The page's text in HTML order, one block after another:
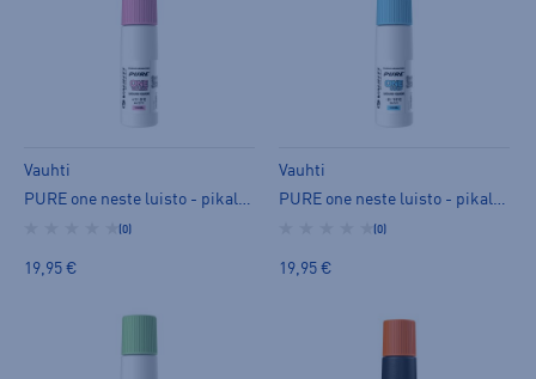
Vauhti
PURE one neste luisto - pikaluistovoide
(0)
19,95 €
Vauhti
PURE one neste luisto - pikaluistovoide
(0)
19,95 €